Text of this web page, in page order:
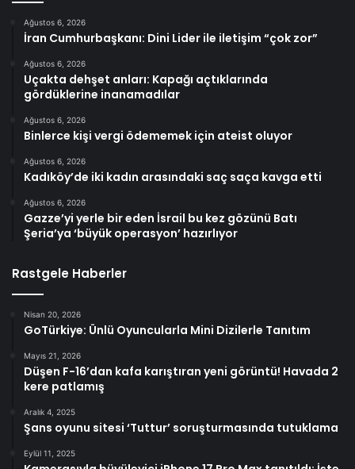
Ağustos 6, 2026
İran Cumhurbaşkanı: Dini Lider ile iletişim “çok zor”
Ağustos 6, 2026
Uçakta dehşet anları: Kapağı açtıklarında
gördüklerine inanamadılar
Ağustos 6, 2026
Binlerce kişi vergi ödememek için ateist oluyor
Ağustos 6, 2026
Kadıköy’de iki kadın arasındaki saç saça kavga etti
Ağustos 6, 2026
Gazze’yi yerle bir eden İsrail bu kez gözünü Batı
Şeria’ya ‘büyük operasyon’ hazırlıyor
Rastgele Haberler
Nisan 20, 2026
GoTürkiye: Ünlü Oyuncularla Mini Dizilerle Tanıtım
Mayıs 21, 2026
Düşen F-16’dan kafa karıştıran yeni görüntü! Havada 2
kere patlamış
Aralık 4, 2025
Şans oyunu sitesi ‘Tuttur’ soruşturmasında tutuklama
Eylül 11, 2025